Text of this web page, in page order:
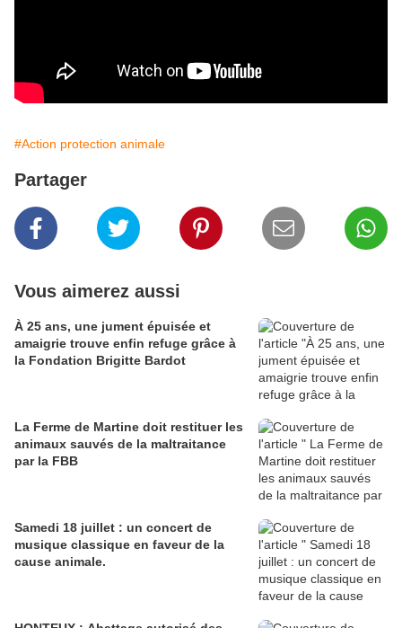
#Action protection animale
Partager
Vous aimerez aussi
À 25 ans, une jument épuisée et
amaigrie trouve enfin refuge grâce à
la Fondation Brigitte Bardot
La Ferme de Martine doit restituer les
animaux sauvés de la maltraitance
par la FBB
Samedi 18 juillet : un concert de
musique classique en faveur de la
cause animale.